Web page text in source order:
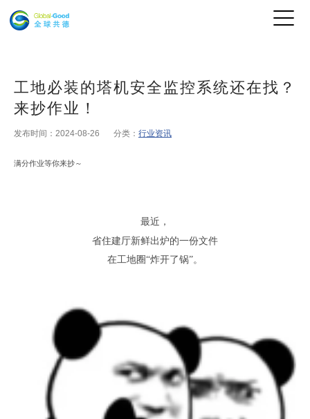
工地必装的塔机安全监控系统还在找？
来抄作业！
发布时间：2024-08-26 分类： 行业资讯
满分作业等你来抄～
最近 ，
省住建厅新鲜出炉的一份文件
在工地圈“炸开了锅”。